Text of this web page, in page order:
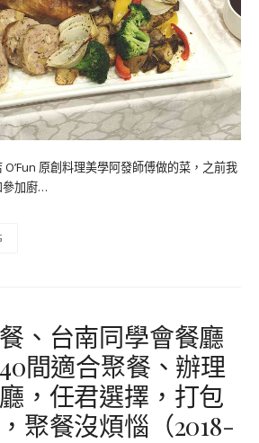
原創料理美學阿發師傅做的菜，之前我
參加廚…
、台南同學會餐廳
間適合聚餐、辦理
，任君選擇，打包
聚餐沒煩惱（2018-